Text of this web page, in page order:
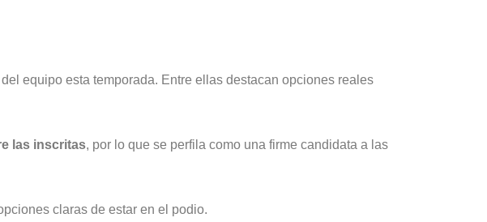
equipo esta temporada. Entre ellas destacan opciones reales
las inscritas, por lo que se perfila como una firme candidata a las
claras de estar en el podio.